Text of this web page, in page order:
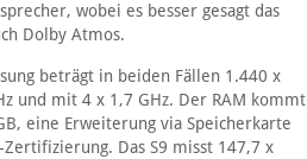
wobei es besser gesagt das
Dolby Atmos.
beträgt in beiden Fällen 1.440 x
und mit 4 x 1,7 GHz. Der RAM kommt
eine Erweiterung via Speicherkarte
Das S9 misst 147,7 x